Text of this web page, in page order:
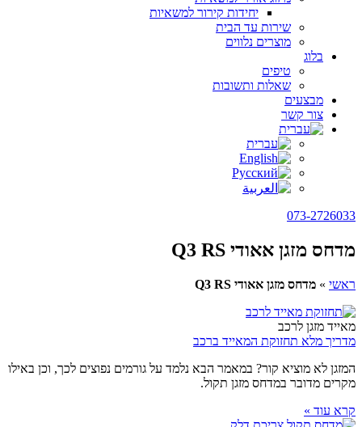
יחידות קירור למשאיות
שירות עד הבית
מוצרים נלווים
בלוג
טיפים
שאלות ותשובות
מבצעים
צור קשר
073-2726033
מדחס מזגן אאודי Q3 RS
ראשי » מדחס מזגן אאודי Q3 RS
מאייד מזגן לרכב
מדריך מלא תחזוקת המאייד ברכב
המזגן לא מוציא קור? במאמר הבא נלמד על גורמים נפוצים לכך, וכן באילו
מקרים מדובר במדחס מזגן תקול.
קרא עוד »